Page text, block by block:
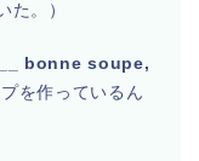
た。）
bonne soupe,
を作っているん